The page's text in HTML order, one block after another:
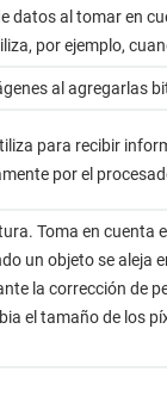
datos al tomar en
por ejemplo,
al agregarlas
para recibir
por el
Toma en cuenta
un objeto se aleja
la corrección de
el tamaño de los